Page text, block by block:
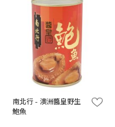
南北行 - 澳洲醬皇野生
鮑魚